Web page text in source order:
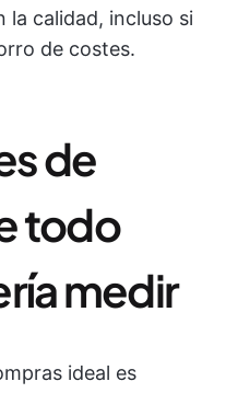
la calidad, incluso si
de costes.
de
todo
medir
ideal es